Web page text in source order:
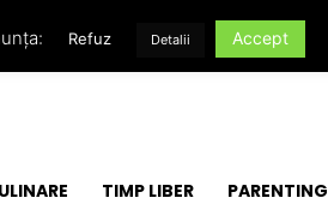
TIMP LIBER PARENTING
Refuz Detalii Accept